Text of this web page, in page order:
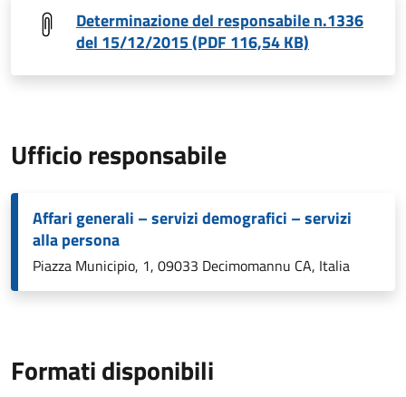
Determinazione del responsabile n.1336
del 15/12/2015 (PDF 116,54 KB)
Ufficio responsabile
Affari generali – servizi demografici – servizi
alla persona
Piazza Municipio, 1, 09033 Decimomannu CA, Italia
Formati disponibili